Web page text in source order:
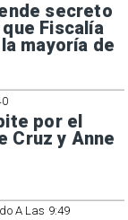
secreto
Fiscalía
mayoría de
por el
Cruz y Anne
A Las 9:49